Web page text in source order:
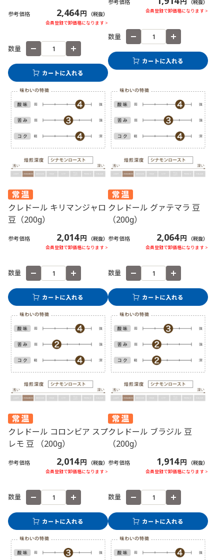
参考価格 2,464円 （税抜）
会員登録で卸価格になります >
数量
参考価格 （税抜）
会員登録で卸価格になります >
数量
クレドール キリマンジャロ
豆（200g）
参考価格 2,014円 （税抜）
会員登録で卸価格になります >
数量
クレドール グァテマラ 豆
（200g）
参考価格 2,064円 （税抜）
会員登録で卸価格になります >
数量
クレドール コロンビア スプ
レモ 豆 （200g）
参考価格 2,014円 （税抜）
会員登録で卸価格になります >
数量
クレドール ブラジル 豆
（200g）
参考価格 1,914円 （税抜）
会員登録で卸価格になります >
数量